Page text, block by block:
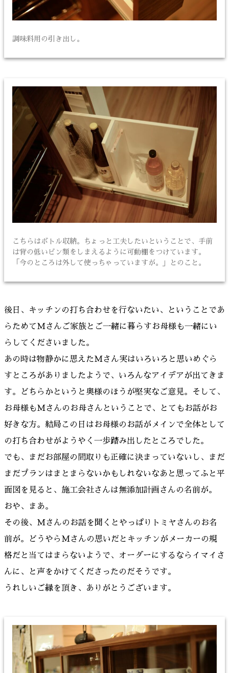
調味料用の引き出し。
こちらはボトル収納。ちょっと工夫したいということで、手前
は背の低いビン類をしまえるように可動棚をつけています。
「今のところは外して使っちゃっていますが。」とのこと。
後日、キッチンの打ち合わせを行ないたい、ということであ
らためてMさんご家族とご一緒に暮らすお母様も一緒にい
らしてくださいました。
あの時は物静かに思えたMさん実はいろいろと思いめぐら
すところがありましたようで、いろんなアイデアが出てきま
す。どちらかというと奥様のほうが堅実なご意見。そして、
お母様もMさんのお母さんということで、とてもお話がお
好きな方。結局この日はお母様のお話がメインで全体として
の打ち合わせがようやく一歩踏み出したところでした。
でも、まだお部屋の間取りも正確に決まっていないし、まだ
まだプランはまとまらないかもしれないなあと思ってふと平
面図を見ると、施工会社さんは無添加計画さんの名前が。
おや、まあ。
その後、Mさんのお話を聞くとやっぱりトミヤさんのお名
前が。どうやらMさんの思いだとキッチンがメーカーの規
格だと当てはまらないようで、オーダーにするならイマイさ
んに、と声をかけてくださったのだそうです。
うれしいご縁を頂き、ありがとうございます。